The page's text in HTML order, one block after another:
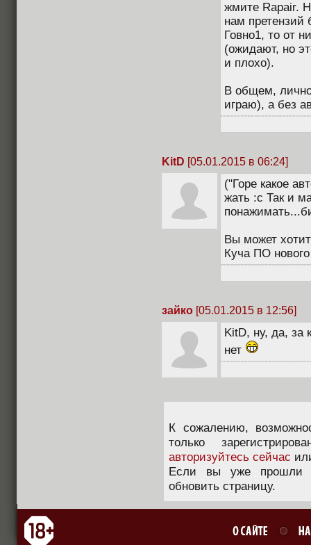
жмите Rapair.
нам претензий
Говно1, то от
(ожидают, но
и плохо).
В общем,
играю), а без
KitD [05.01.2015 в 06:24]
("Горе какое
жать :с Так и
Вы может
Куча ПО
зайко [05.01.2015 в 12:56]
KitD, ну, да, за
нет
К сожалению,
только
авторизуйтесь сейчас
Если вы уже прошли
обновить страницу.